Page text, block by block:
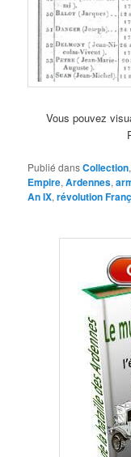
Vous pouvez
Publié dansCollection,
Empire,Ardennes,
An IX,révolution